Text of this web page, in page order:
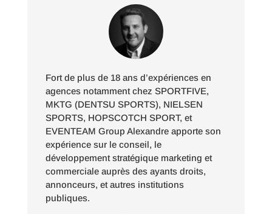
Fort de plus de 18 ans d’expériences en
agences notamment chez SPORTFIVE,
MKTG (DENTSU SPORTS), NIELSEN
SPORTS, HOPSCOTCH SPORT, et
EVENTEAM Group Alexandre apporte son
expérience sur le conseil, le
développement stratégique marketing et
commerciale auprès des ayants droits,
annonceurs, et autres institutions
publiques.